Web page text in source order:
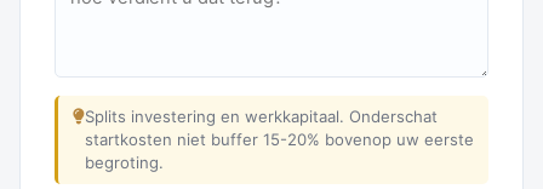
Splits investering en werkkapitaal. Onderschat
startkosten niet buffer 15-20% bovenop uw eerste
begroting.